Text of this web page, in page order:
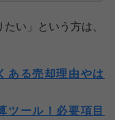
い」という方は、
ある売却理由やは
ツール！必要項目